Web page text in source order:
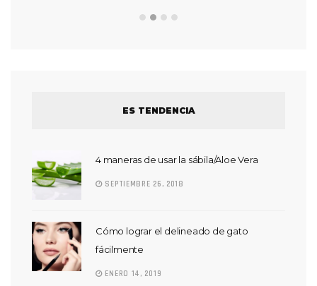
ES TENDENCIA
4 maneras de usar la sábila/Aloe Vera
SEPTIEMBRE 26, 2018
Cómo lograr el delineado de gato
fácilmente
ENERO 14, 2019